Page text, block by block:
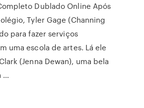
Dublado Online Após
Tyler Gage (Channing
para fazer serviços
uma escola de artes. Lá ele
(Jenna Dewan), uma bela
…